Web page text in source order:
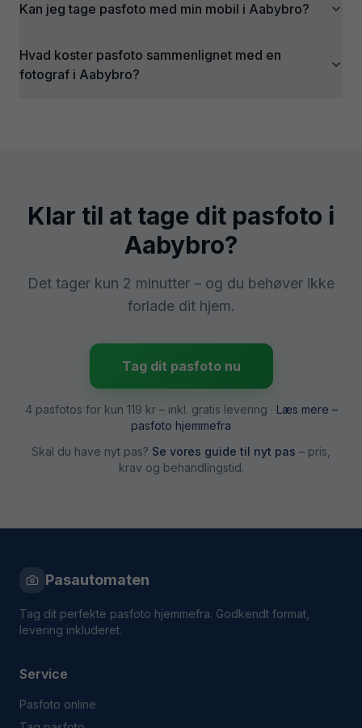
Kan jeg tage pasfoto med min mobil i Aabybro?
Hvad koster pasfoto sammenlignet med en
fotograf i Aabybro?
Klar til at tage dit pasfoto i
Aabybro?
Det tager kun 2 minutter – og du behøver ikke
forlade dit hjem.
Tag dit pasfoto nu
4 pasfotos for kun 119 kr– inkl. gratis levering · Læs mere –
pasfoto hjemmefra
Skal du have nyt pas? Se vores guide til nyt pas – pris,
krav og behandlingstid.
Pasautomaten
Tag dit perfekte pasfoto hjemmefra. Godkendt format,
levering inkluderet.
Service
Pasfoto online